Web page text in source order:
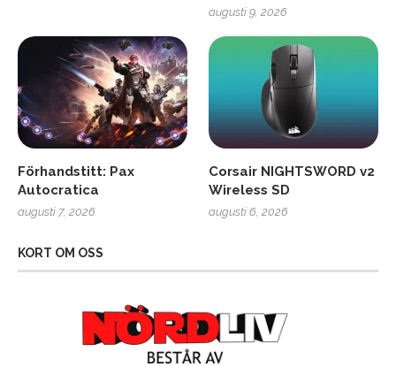
augusti 9, 2026
Förhandstitt: Pax
Autocratica
augusti 7, 2026
Corsair NIGHTSWORD v2
Wireless SD
augusti 6, 2026
KORT OM OSS